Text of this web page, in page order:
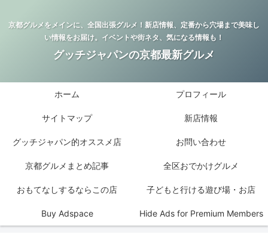
京都グルメをメインに、全国出張グルメ！新店情報、定番から穴場まで美味し
い情報をお届け。イベントや街ネタ、気になる情報も！
グッチジャパンの京都最新グルメ
ホーム プロフィール
サイトマップ 新店情報
グッチジャパン的オススメ店 お問い合わせ
京都グルメまとめ記事 全区おでかけグルメ
おもてなしするならこの店 子どもと行ける遊び場・お店
Buy Adspace Hide Ads for Premium Members